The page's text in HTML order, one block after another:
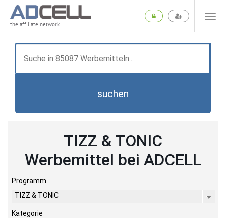
the affiliate network
suchen
TIZZ & TONIC
Werbemittel bei ADCELL
Programm
TIZZ & TONIC
Kategorie